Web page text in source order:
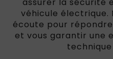
véhicule électrique.
écoute pour
et vous garantir une
technique